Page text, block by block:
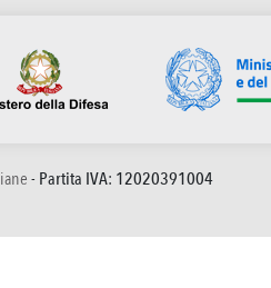
- Partita IVA: 12020391004